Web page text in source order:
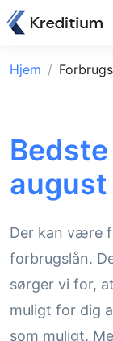
Hjem
Der kan være
forbrugslån.
sørger vi for,
muligt for dig
som muligt.